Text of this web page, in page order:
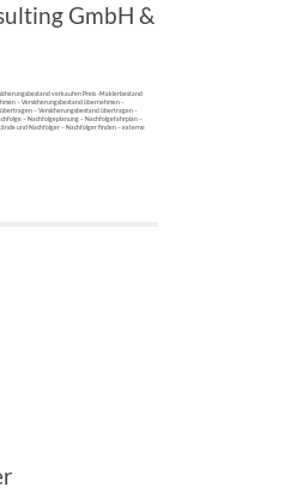
GmbH &
verkaufen Preis -Maklerbestand
– Versicherungsbestand übernehmen –
– Versicherungsbestand übertragen –
– Nachfolgeplanung – Nachfolgefahrplan –
und Nachfolger – Nachfolger finden – externe